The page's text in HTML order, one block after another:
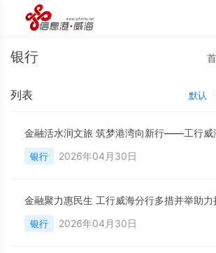
银行
列表 默认
银行 2026年04月30日
金融聚力惠民生 工行威海分行多措并举助
银行 2026年04月30日